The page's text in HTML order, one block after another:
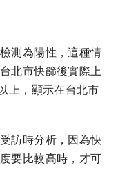
測為陽性，這種情
北市快篩後實際上
上，顯示在台北市
訪時分析，因為快
要比較高時，才可